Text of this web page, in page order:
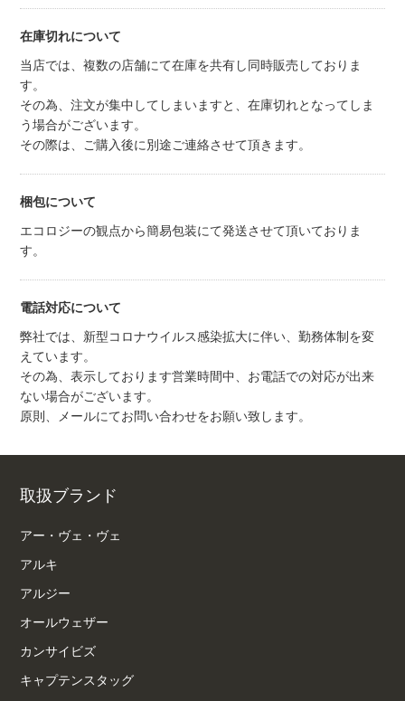
在庫切れについて
当店では、複数の店舗にて在庫を共有し同時販売しておりま
す。
その為、注文が集中してしまいますと、在庫切れとなってしま
う場合がございます。
その際は、ご購入後に別途ご連絡させて頂きます。
梱包について
エコロジーの観点から簡易包装にて発送させて頂いておりま
す。
電話対応について
弊社では、新型コロナウイルス感染拡大に伴い、勤務体制を変
えています。
その為、表示しております営業時間中、お電話での対応が出来
ない場合がございます。
原則、メールにてお問い合わせをお願い致します。
取扱ブランド
アー・ヴェ・ヴェ
アルキ
アルジー
オールウェザー
カンサイビズ
キャプテンスタッグ